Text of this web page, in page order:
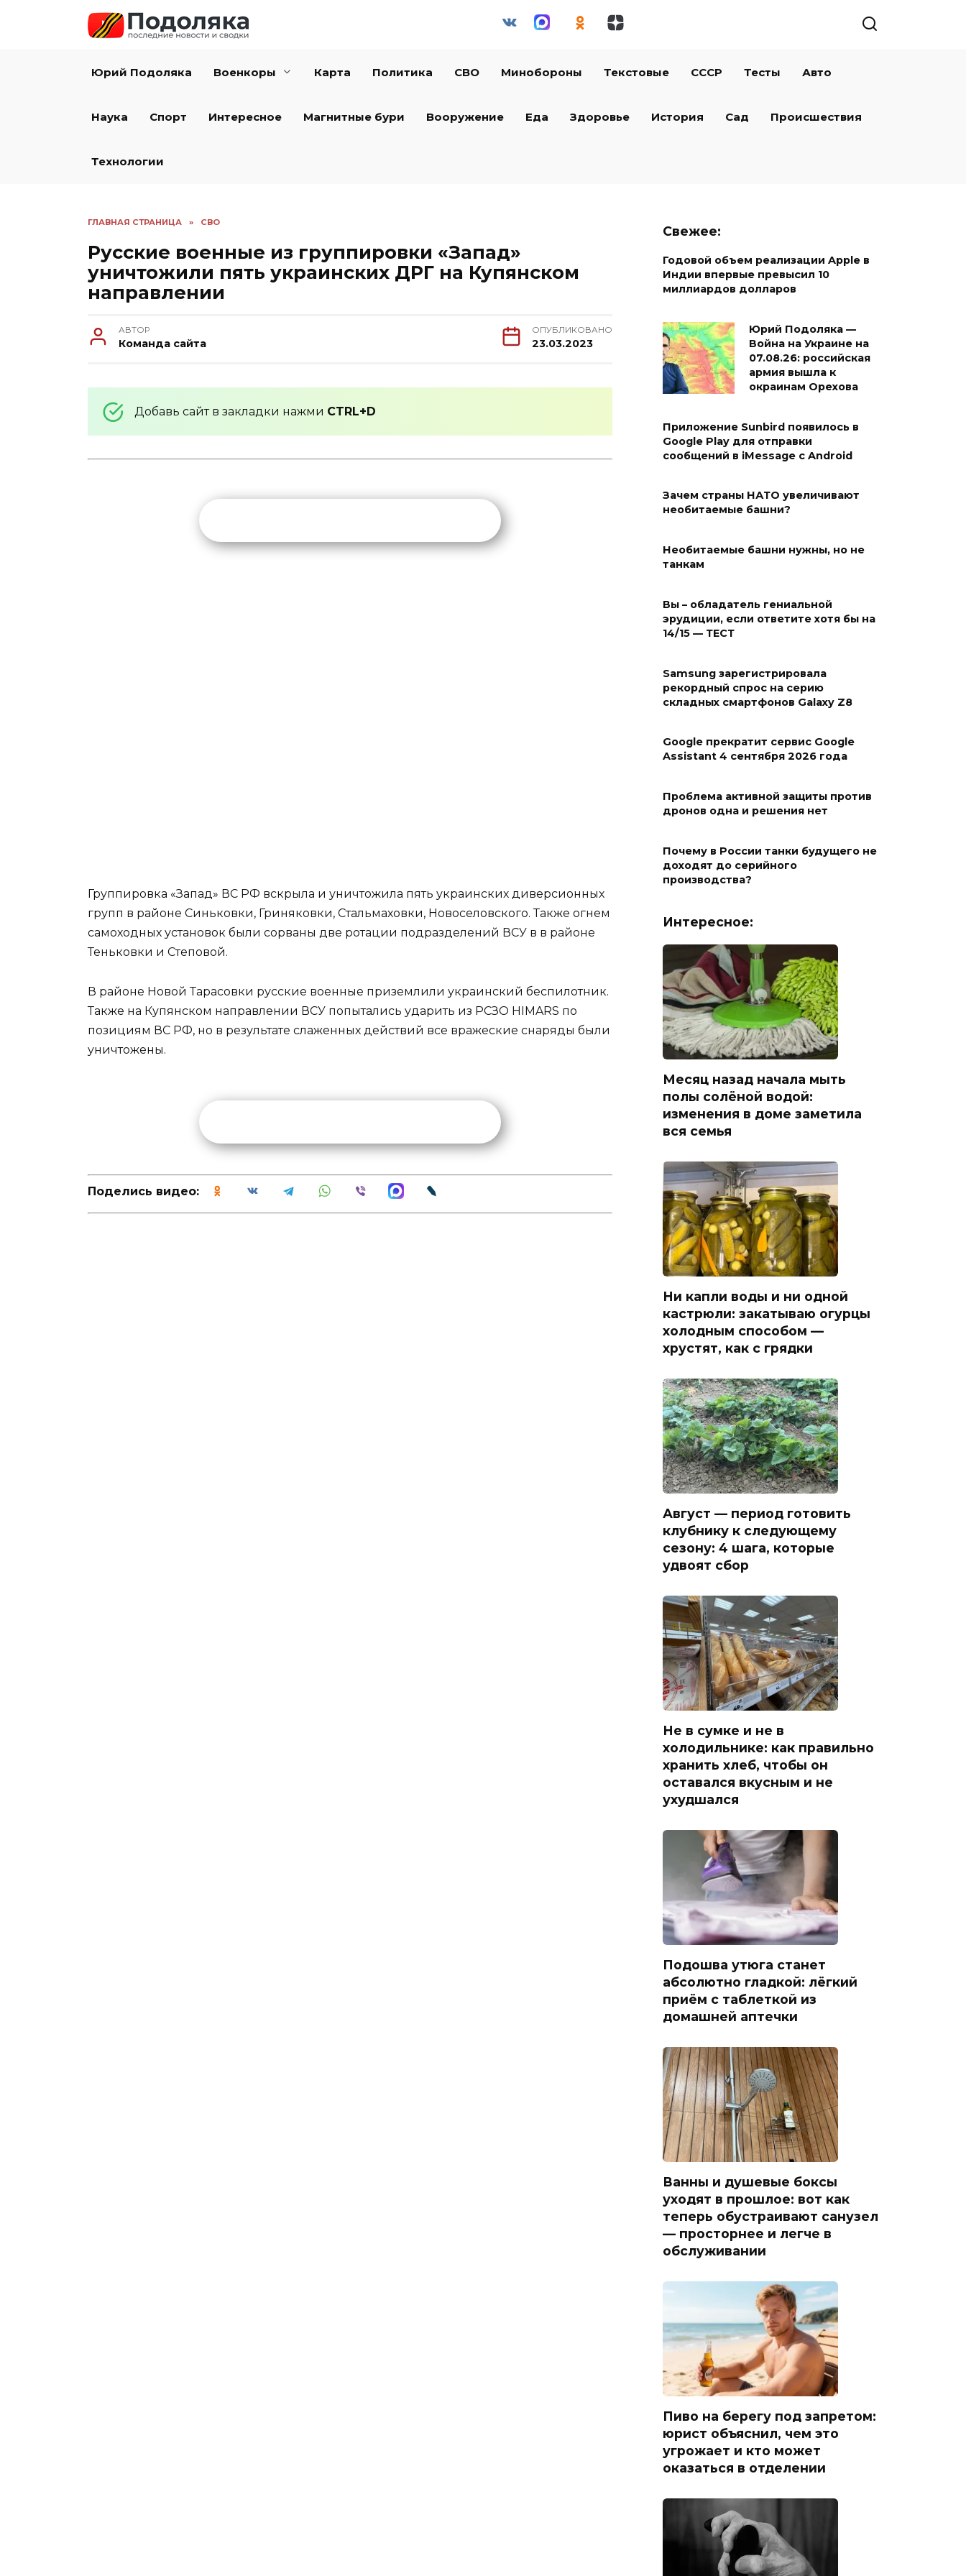
Юрий Подоляка Военкоры Карта Политика СВО Минобороны Текстовые СССР Тесты Авто
Наука Спорт Интересное Магнитные бури Вооружение Еда Здоровье История Сад Происшествия
Технологии
ГЛАВНАЯ СТРАНИЦА » СВО
Русские военные из группировки «Запад»
уничтожили пять украинских ДРГ на Купянском
направлении
АВТОР
Команда сайта
ОПУБЛИКОВАНО
23.03.2023
Добавь сайт в закладки нажми CTRL+D
Группировка «Запад» ВС РФ вскрыла и уничтожила пять украинских диверсионных
групп в районе Синьковки, Гриняковки, Стальмаховки, Новоселовского. Также огнем
самоходных установок были сорваны две ротации подразделений ВСУ в в районе
Теньковки и Степовой.
В районе Новой Тарасовки русские военные приземлили украинский беспилотник.
Также на Купянском направлении ВСУ попытались ударить из РСЗО HIMARS по
позициям ВС РФ, но в результате слаженных действий все вражеские снаряды были
уничтожены.
Поделись видео:
Свежее:
Годовой объем реализации Apple в
Индии впервые превысил 10
миллиардов долларов
Юрий Подоляка —
Война на Украине на
07.08.26: российская
армия вышла к
окраинам Орехова
Приложение Sunbird появилось в
Google Play для отправки
сообщений в iMessage с Android
Зачем страны НАТО увеличивают
необитаемые башни?
Необитаемые башни нужны, но не
танкам
Вы – обладатель гениальной
эрудиции, если ответите хотя бы на
14/15 — ТЕСТ
Samsung зарегистрировала
рекордный спрос на серию
складных смартфонов Galaxy Z8
Google прекратит сервис Google
Assistant 4 сентября 2026 года
Проблема активной защиты против
дронов одна и решения нет
Почему в России танки будущего не
доходят до серийного
производства?
Интересное:
Месяц назад начала мыть
полы солёной водой:
изменения в доме заметила
вся семья
Ни капли воды и ни одной
кастрюли: закатываю огурцы
холодным способом —
хрустят, как с грядки
Август — период готовить
клубнику к следующему
сезону: 4 шага, которые
удвоят сбор
Не в сумке и не в
холодильнике: как правильно
хранить хлеб, чтобы он
оставался вкусным и не
ухудшался
Подошва утюга станет
абсолютно гладкой: лёгкий
приём с таблеткой из
домашней аптечки
Ванны и душевые боксы
уходят в прошлое: вот как
теперь обустраивают санузел
— просторнее и легче в
обслуживании
Пиво на берегу под запретом:
юрист объяснил, чем это
угрожает и кто может
оказаться в отделении